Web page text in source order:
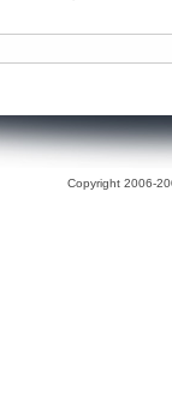
Copyright 2006-